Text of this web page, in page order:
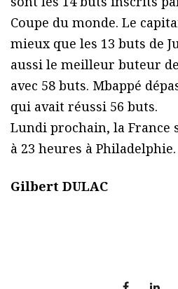
Coupe du monde. Le
mieux que les 13 buts de
aussi le meilleur buteur
avec 58 buts. Mbappé
qui avait réussi 56 buts.
Lundi prochain, la France
à 23 heures à Philadelphie.
Gilbert DULAC